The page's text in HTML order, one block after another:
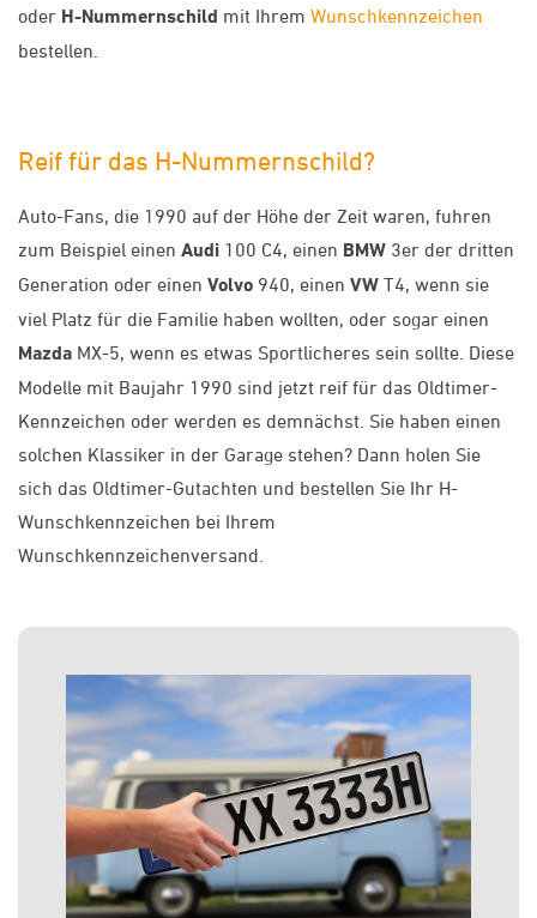
oder H-Nummernschild mit Ihrem Wunschkennzeichen
bestellen.
Reif für das H-Nummernschild?
Auto-Fans, die 1990 auf der Höhe der Zeit waren, fuhren
zum Beispiel einen Audi 100 C4, einen BMW 3er der dritten
Generation oder einen Volvo 940, einen VW T4, wenn sie
viel Platz für die Familie haben wollten, oder sogar einen
Mazda MX-5, wenn es etwas Sportlicheres sein sollte. Diese
Modelle mit Baujahr 1990 sind jetzt reif für das Oldtimer-
Kennzeichen oder werden es demnächst. Sie haben einen
solchen Klassiker in der Garage stehen? Dann holen Sie
sich das Oldtimer-Gutachten und bestellen Sie Ihr H-
Wunschkennzeichen bei Ihrem
Wunschkennzeichenversand.